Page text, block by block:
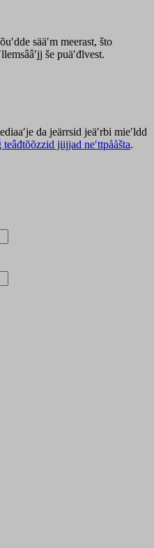
õuʹdde sääʹm meerast, što
še puäʹđlvest.
da jeärrsid jeäʹrbi mieʹldd
teâđtõõzzid jiijjad neʹttpååšta.